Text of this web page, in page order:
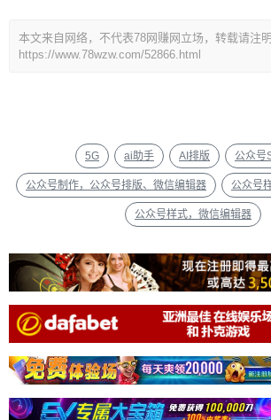
本文来自网络，不代表78网赚网立场，转载请注明
https://www.78wzw.com/52866.html
5G ai助手 AI排版 公众号
公众号制作，公众号排版、微信编辑器 公众号
公众号样式，微信编辑器